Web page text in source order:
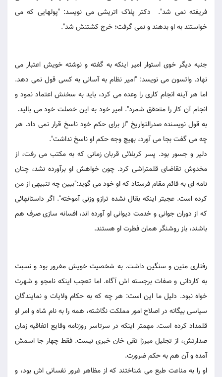
فریفته نمی شد". دکتر پلاک اتریشی می نویسد: "پولهایی که می
خواستند به او بدهند و نمی گرفت؛ خرج کشتنش شد".
جنبه دیگر خوی استوار امیر اینکه به گفته و نوشته خویش اعتبار می
نهاد. واتسون می نویسد: "امیر نظام به آسانی به کسی قول نمی دهد.
اما هر آینه انجام کاری را وعده می کرد، باید به سخنش اعتماد نمود و
انجام آن کار را متحقق شمرد". امیر خود به این خصلت خود می بالید.
به قول نویسنده صدرالتواریخ "از برای حکم خود ناسخ قرار نمی داد. هر
چه می گفت بجا می آورد، بهیچ وجه حکم او ناسخ نداشت".
دلیر و جسور بود. پسر کربلائی قربان زمانی که به مکتب می رفت، از
مخدوش تقاضای قلمتراشی کرد. چون خواهش او برآورده نشد، چنان
نامه ای به قائم مقام فرستاد که او خود می گوید:"ببین چه تنبیهی از من
کرده است. عجبتر اینکه بقال نشده ترازو وزنی آموخته". اگر داستانهائی
که از دوران جوانی و خدمت دیوانی او آورده اند، افسانه سازی صرف هم
باشند، باز روشنگر همان فطرت او هستند.
رفتاری متین و سنگین داشت. به شخصیت خویش مغرور بود و نسبت
به کاردانی و صفات برجسته اش آگاه. اما تعجب اینکه نامجو و شهرت
خواه نبود. دلیل ما این است: هر چه که به حکام ولایات و نمایندگان
سیاسی بیگانه در اصلاح امور مملکت نگاشته، همه را به نام شاه و امر او
قلمداد کرده است. مهمتر اینکه در سرتاسر روزنامه وقایع اتفاقیه زمان
صدارتش، از تجلیل میرزا تقی خان خبری نیست. فقط چهار جا اسمش
آمده و آن هم به حکم ضرورت.
او را به مناعت طبع می شناختند که از مظاهر غرور نفسانی اش بود، و